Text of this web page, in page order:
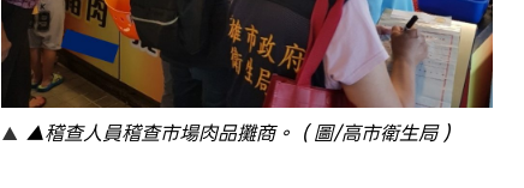
▲稽查人員稽查市場肉品攤商。（圖/高市衛生局）